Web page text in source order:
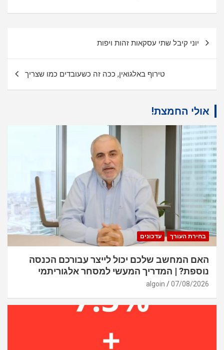
יוני קיבל שתי עסקאות זהות ויפות
טירוף באלגואין, ככה זה כשעובדים כמו שצריך
אולי החמצת!
בחירת העורך עדכונים
האם המחשב שלכם יכול לייצר עבורכם הכנסה
נוספת? | המדריך המעשי למסחר אלגוריתמי
07/08/2026
algoin